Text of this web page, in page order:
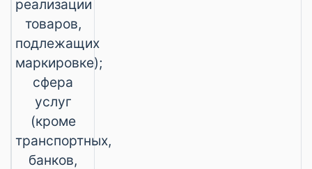
реализации
товаров,
подлежащих
маркировке);
сфера
услуг
(кроме
транспортных,
банков,